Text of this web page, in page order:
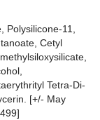
Polysilicone-11,
Cetyl
Tetra-Di-
[+/- May